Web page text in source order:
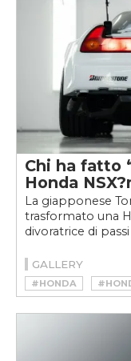
Chi ha fatto
Honda
La giapponese
trasformato una
divoratrice di
GALLERY
#HONDA